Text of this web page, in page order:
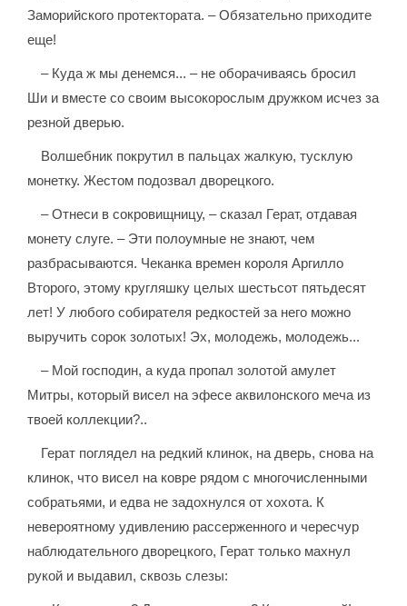
Заморийского протектората. – Обязательно приходите
еще!
– Куда ж мы денемся... – не оборачиваясь бросил
Ши и вместе со своим высокорослым дружком исчез за
резной дверью.
Волшебник покрутил в пальцах жалкую, тусклую
монетку. Жестом подозвал дворецкого.
– Отнеси в сокровищницу, – сказал Герат, отдавая
монету слуге. – Эти полоумные не знают, чем
разбрасываются. Чеканка времен короля Аргилло
Второго, этому кругляшку целых шестьсот пятьдесят
лет! У любого собирателя редкостей за него можно
выручить сорок золотых! Эх, молодежь, молодежь...
– Мой господин, а куда пропал золотой амулет
Митры, который висел на эфесе аквилонского меча из
твоей коллекции?..
Герат поглядел на редкий клинок, на дверь, снова на
клинок, что висел на ковре рядом с многочисленными
собратьями, и едва не задохнулся от хохота. К
невероятному удивлению рассерженного и чересчур
наблюдательного дворецкого, Герат только махнул
рукой и выдавил, сквозь слезы: